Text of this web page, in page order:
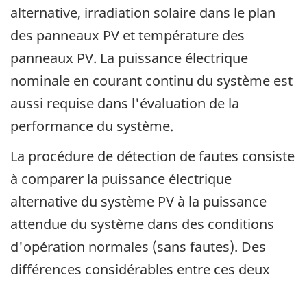
alternative, irradiation solaire dans le plan
des panneaux PV et température des
panneaux PV. La puissance électrique
nominale en courant continu du système est
aussi requise dans l'évaluation de la
performance du système.
La procédure de détection de fautes consiste
à comparer la puissance électrique
alternative du système PV à la puissance
attendue du système dans des conditions
d'opération normales (sans fautes). Des
différences considérables entre ces deux